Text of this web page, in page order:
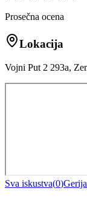
Prosečna ocena
Lokacija
Vojni Put 2 293a,
Sva iskustva(0)